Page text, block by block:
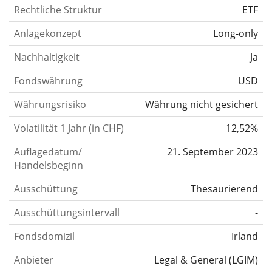
Rechtliche Struktur
ETF
Anlagekonzept
Long-only
Nachhaltigkeit
Ja
Fondswährung
USD
Währungsrisiko
Währung nicht gesichert
Volatilität 1 Jahr (in CHF)
12,52%
Auflagedatum/
Handelsbeginn
21. September 2023
Ausschüttung
Thesaurierend
Ausschüttungsintervall
-
Fondsdomizil
Irland
Anbieter
Legal & General (LGIM)